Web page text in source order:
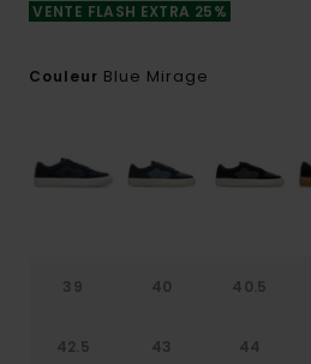
VENTE FLASH EXTRA 25%
Couleur Blue Mirage
39 40 40.5
42.5 43 44